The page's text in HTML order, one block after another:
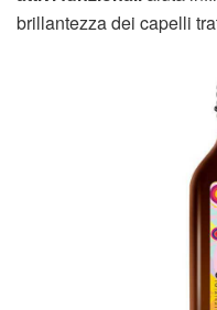
brillantezza dei capelli